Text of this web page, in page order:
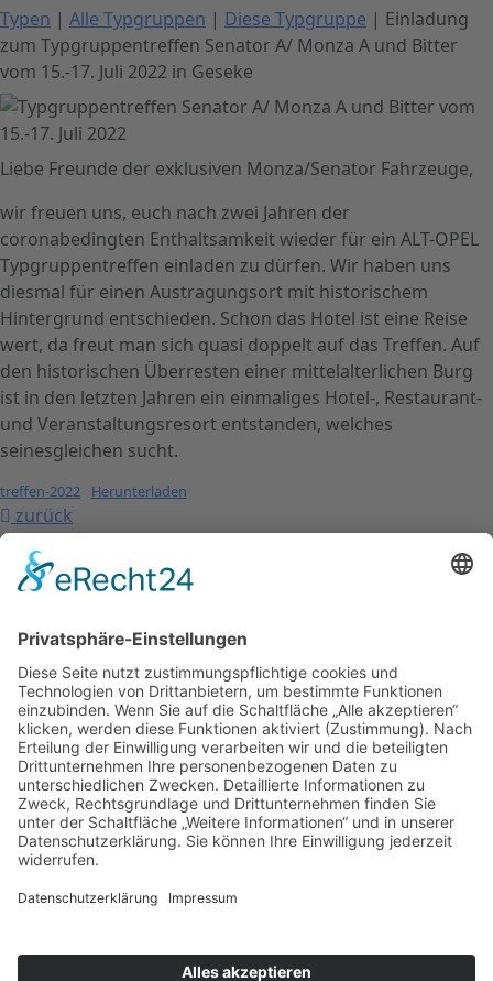
Typen | Alle Typgruppen | Diese Typgruppe | Einladung
zum Typgruppentreffen Senator A/ Monza A und Bitter
vom 15.-17. Juli 2022 in Geseke
Liebe Freunde der exklusiven Monza/Senator Fahrzeuge,
wir freuen uns, euch nach zwei Jahren der
coronabedingten Enthaltsamkeit wieder für ein ALT-OPEL
Typgruppentreffen einladen zu dürfen. Wir haben uns
diesmal für einen Austragungsort mit historischem
Hintergrund entschieden. Schon das Hotel ist eine Reise
wert, da freut man sich quasi doppelt auf das Treffen. Auf
den historischen Überresten einer mittelalterlichen Burg
ist in den letzten Jahren ein einmaliges Hotel-, Restaurant-
und Veranstaltungsresort entstanden, welches
seinesgleichen sucht.
treffen-2022 Herunterladen
zurück
Kontakt
Impressum
Mitgliederbereich
Facebook
Instagram
Umsetzung:DOUBLE-A-DESIGN
Kontakt
Impressum
Datenschutzerklärung
Mitgliederbereich
Umsetzung:
Suche